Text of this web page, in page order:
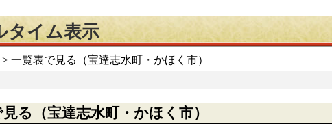
タイム表示
一覧表で見る（宝達志水町・かほく市）
る（宝達志水町・かほく市）